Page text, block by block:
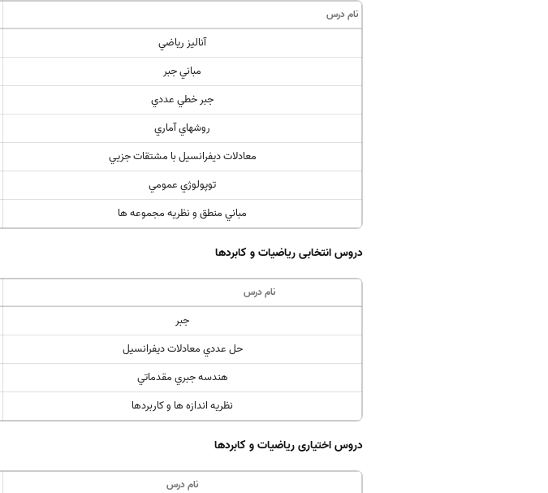
نام درس
آناليز رياضي
مباني جبر
جبر خطي عددي
روشهاي آماري
معادلات ديفرانسيل با مشتقات جزيي
توپولوژي عمومي
مباني منطق و نظريه مجموعه ها
دروس انتخابی ریاضیات و کابردها
نام درس
جبر
حل عددي معادلات ديفرانسيل
هندسه جبري مقدماتي
نظريه اندازه ها و کاربردها
دروس اختیاری ریاضیات و کابردها
نام درس